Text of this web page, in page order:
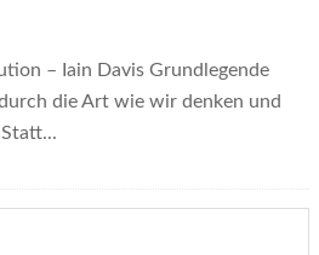
– Iain Davis Grundlegende
die Art wie wir denken und